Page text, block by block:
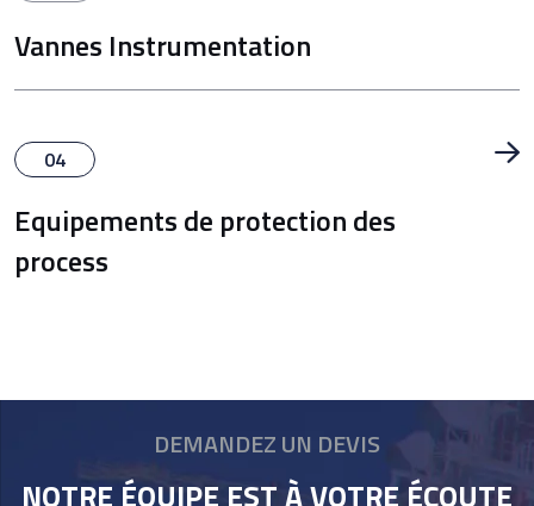
Vannes Instrumentation
04
Equipements de protection des
process
DEMANDEZ UN DEVIS
NOTRE ÉQUIPE EST À VOTRE ÉCOUTE